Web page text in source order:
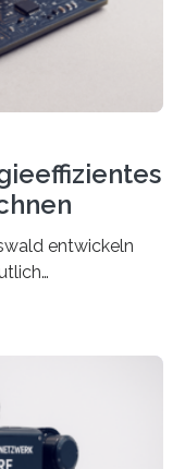
entwickeln
Gehirn. Die
Sie verbrauchen